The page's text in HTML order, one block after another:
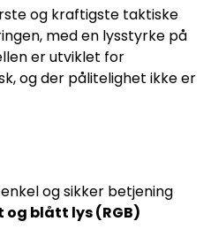
og kraftigste taktiske
med en lysstyrke på
er utviklet for
og der pålitelighet ikke er
og sikker betjening
blått lys (RGB)